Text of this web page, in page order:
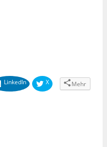
LinkedIn X Mehr